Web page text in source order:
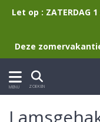
Let op : ZATERDAG 1
Deze
MENU ZOEKEN